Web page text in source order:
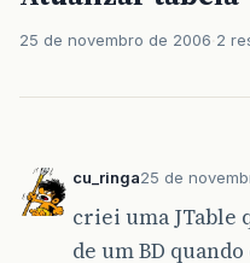
25 de novembro de 2006 2
cu_ringa25 de
criei uma JTable
de um BD quando